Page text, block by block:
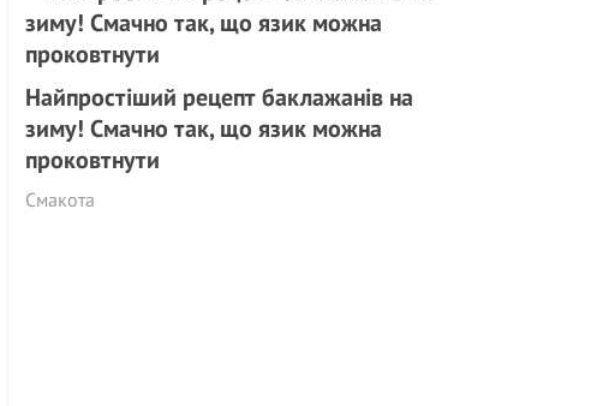
Найпростіший рецепт баклажанів на
зиму! Смачно так, що язик можна
проковтнути
Смакота